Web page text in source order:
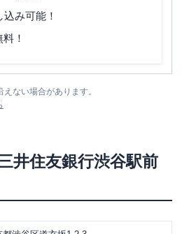
み可能！
！
ない場合があります。
井住友銀行渋谷駅前